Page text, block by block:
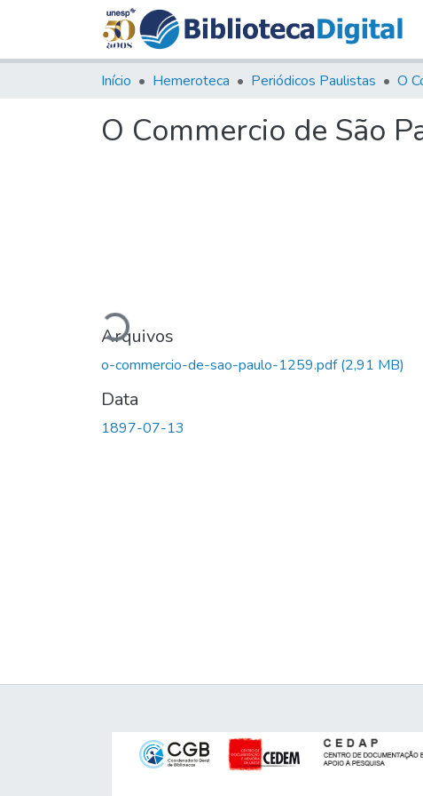
Início Hemeroteca Periódicos Paulistas O
O Commercio de São
Carregando...
Arquivos
o-commercio-de-sao-paulo-1259.pdf(2,91 MB)
Data
1897-07-13